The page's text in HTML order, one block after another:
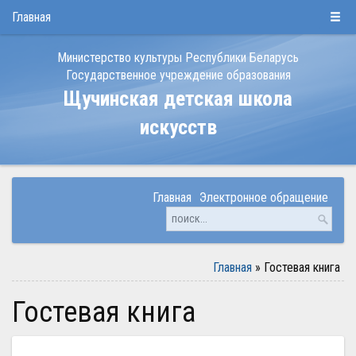
Суббота, 8 августа 2026 ENG
Министерство культуры Республики Беларусь
Государственное учреждение образования
Щучинская детская школа
искусств
Главная Электронное обращение
Главная » Гостевая книга
Гостевая книга
Главная